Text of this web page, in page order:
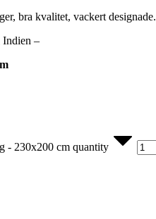
bra kvalitet, vackert designade.
–
- 230x200 cm quantity